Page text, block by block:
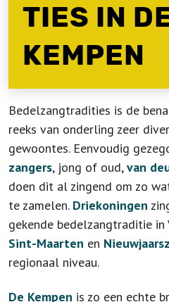
TIES IN
KEMPEN
Bedelzangtradities is de
reeks van onderling zeer
gewoontes. Eenvoudig
zangers, jong of oud,van
doen dit al zingend om zo
te zamelen. Driekoningen
gekende bedelzangtraditie in
Sint-Maarten en
regionaal niveau.
De Kempen is zo een echte